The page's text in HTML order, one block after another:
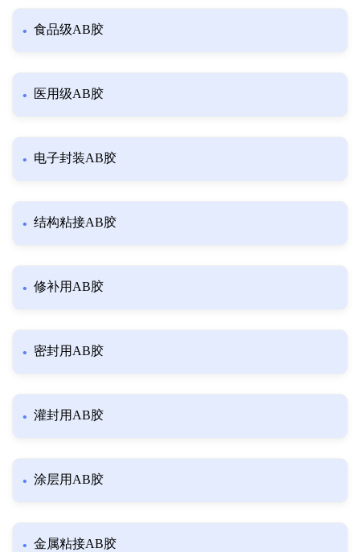
食品级AB胶
医用级AB胶
电子封装AB胶
结构粘接AB胶
修补用AB胶
密封用AB胶
灌封用AB胶
涂层用AB胶
金属粘接AB胶